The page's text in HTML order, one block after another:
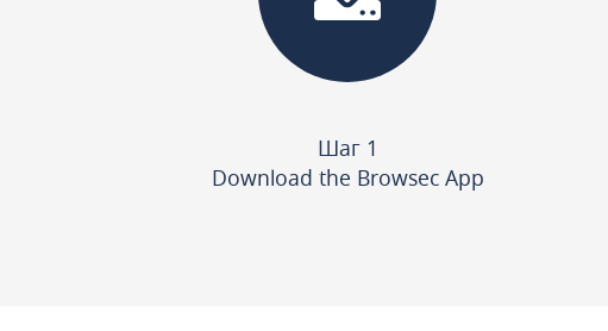
Шаг 1
Download the Browsec App